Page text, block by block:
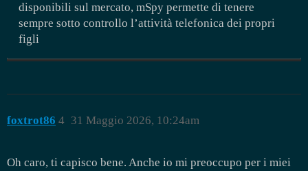
disponibili sul mercato, mSpy permette di tenere
sempre sotto controllo l’attività telefonica dei propri
figli
foxtrot86 31 Maggio 2026, 10:24am
4
Oh caro, ti capisco bene. Anche io mi preoccupo per i miei